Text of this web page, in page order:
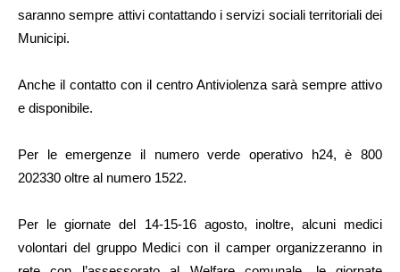
saranno sempre attivi contattando i servizi sociali territoriali dei
Municipi.
Anche il contatto con il centro Antiviolenza sarà sempre attivo
e disponibile.
Per le emergenze il numero verde operativo h24, è 800
202330 oltre al numero 1522.
Per le giornate del 14-15-16 agosto, inoltre, alcuni medici
volontari del gruppo Medici con il camper organizzeranno in